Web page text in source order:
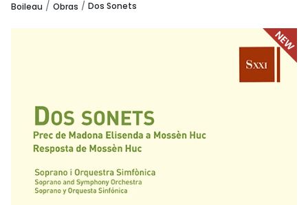
Boileau Obras Dos Sonets